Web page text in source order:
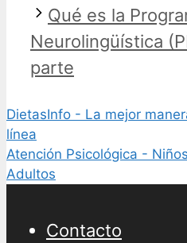
Qué es la
Neurolingüística
parte
DietasInfo - La mejor
línea
Atención Psicológica -
Adultos
Contacto